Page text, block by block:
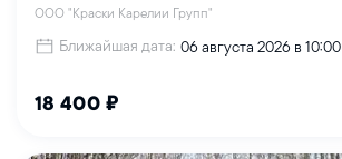
ООО "Краски Карелии Групп"
Ближайшая дата: 06 августа 2026 в 10:00
18 400 ₽